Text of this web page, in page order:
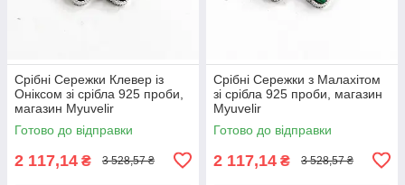
Срібні Сережки Клевер із
Оніксом зі срібла 925 проби,
магазин Myuvelir
Готово до відправки
2 117,14 ₴ 3 528,57 ₴
Срібні Сережки з Малахітом
зі срібла 925 проби, магазин
Myuvelir
Готово до відправки
2 117,14 ₴ 3 528,57 ₴